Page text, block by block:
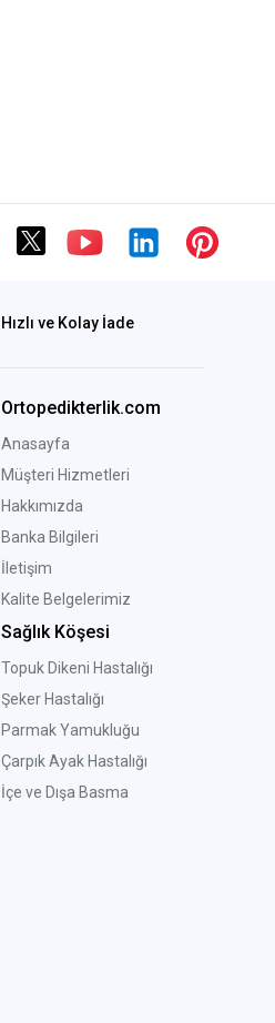
Hızlı ve Kolay İade
Ortopedikterlik.com
Anasayfa
Müşteri Hizmetleri
Hakkımızda
Banka Bilgileri
İletişim
Kalite Belgelerimiz
Sağlık Köşesi
Topuk Dikeni Hastalığı
Şeker Hastalığı
Parmak Yamukluğu
Çarpık Ayak Hastalığı
İçe ve Dışa Basma